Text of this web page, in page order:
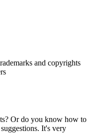
and copyrights
Or do you know how to
It's very